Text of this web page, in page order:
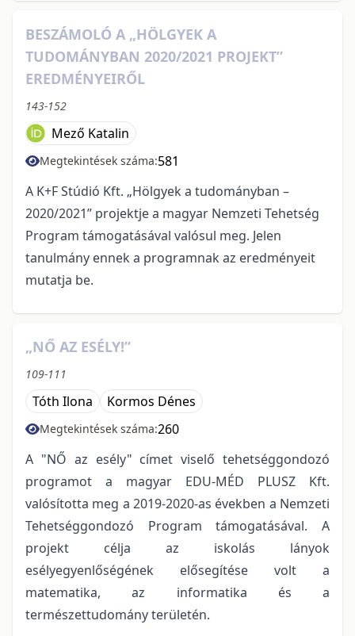
BESZÁMOLÓ A „HÖLGYEK A
TUDOMÁNYBAN 2020/2021 PROJEKT”
EREDMÉNYEIRŐL
143-152
Mező Katalin
Megtekintések száma:581
A K+F Stúdió Kft. „Hölgyek a tudományban –
2020/2021” projektje a magyar Nemzeti Tehetség
Program támogatásával valósul meg. Jelen
tanulmány ennek a programnak az eredményeit
mutatja be.
„NŐ AZ ESÉLY!”
109-111
Tóth Ilona Kormos Dénes
Megtekintések száma:260
A "NŐ az esély" címet viselő tehetséggondozó
programot a magyar EDU-MÉD PLUSZ Kft.
valósította meg a 2019-2020-as években a Nemzeti
Tehetséggondozó Program támogatásával. A
projekt célja az iskolás lányok
esélyegyenlőségének elősegítése volt a
matematika, az informatika és a
természettudomány területén.